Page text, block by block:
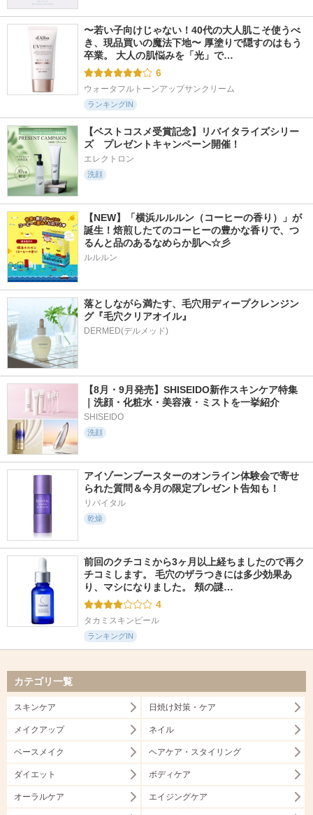
〜若い子向けじゃない！40代の大人肌こそ使うべ
き、現品買いの魔法下地〜 厚塗りで隠すのはもう
卒業。 大人の肌悩みを「光」で…
6
ウォータフルトーンアップサンクリーム
ランキングIN
【ベストコスメ受賞記念】リバイタライズシリー
ズ　プレゼントキャンペーン開催！
エレクトロン
洗顔
【NEW】「横浜ルルルン（コーヒーの香り）」が
誕生！焙煎したてのコーヒーの豊かな香りで、つ
るんと品のあるなめらか肌へ☆彡
ルルルン
落としながら満たす、毛穴用ディープクレンジン
グ『毛穴クリアオイル』
【8月・9月発売】SHISEIDO新作スキンケア特集
｜洗顔・化粧水・美容液・ミストを一挙紹介
SHISEIDO
洗顔
アイゾーンブースターのオンライン体験会で寄せ
られた質問＆今月の限定プレゼント告知も！
リバイタル
乾燥
前回のクチコミから3ヶ月以上経ちましたので再ク
チコミします。 毛穴のザラつきには多少効果あ
り、マシになりました。 頬の謎…
4
タカミスキンピール
ランキングIN
カテゴリ一覧
スキンケア 日焼け対策・ケア
メイクアップ ネイル
ベースメイク ヘアケア・スタイリング
ダイエット ボディケア
オーラルケア エイジングケア